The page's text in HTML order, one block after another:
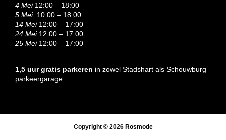
4 Mei12:00 – 18:00
5 Mei10:00 – 18:00
14 Mei12:00 – 17:00
24 Mei12:00 – 17:00
25 Mei 12:00 – 17:00
1,5 uur gratis parkeren in zowel Stadshart als Schouwburg
parkeergarage.
Copyright © 2026 Rosmode